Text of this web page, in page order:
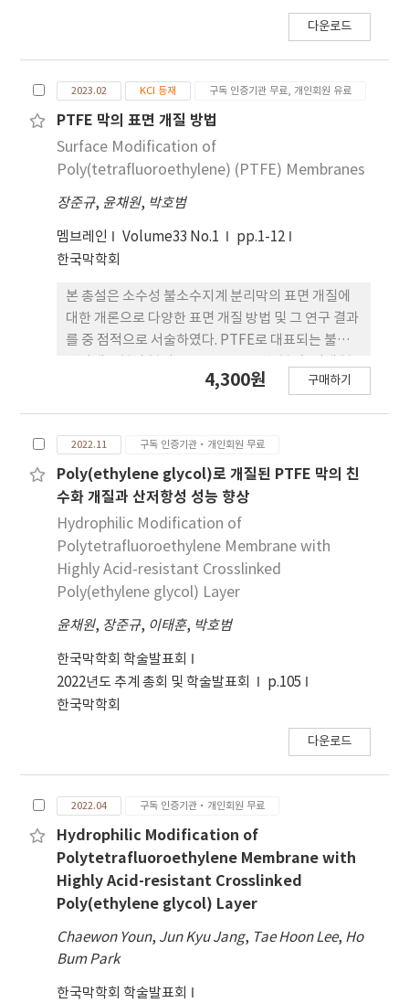
다운로드
2023.02 KCI 등재 구독 인증기관 무료, 개인회원 유료
PTFE 막의 표면 개질 방법
Surface Modification of
Poly(tetrafluoroethylene) (PTFE) Membranes
장준규, 윤채원, 박호범
멤브레인 Volume33 No.1
pp.1-12
한국막학회
본 총설은 소수성 불소수지계 분리막의 표면 개질에
대한 개론으로 다양한 표면 개질 방법 및 그 연구 결과
를 중 점적으로 서술하였다. PTFE로 대표되는 불소
리를 포함한 다양한 막 분 리 공정에서 사용되어왔다.
인해 기술 적용의 확장에 제한적이다. 친수성 향상을
위해 습식 화학법, 친수성 고분자 코팅, 플라즈마 처
리, 조사, 원자층 증착과 같은 다양한 PTFE 표면 개
질 방법을 이용하며 이를 통해 불소수지계 분리막의
응용분야가 확장될 수 있다.
4,300원 구매하기
2022.11 구독 인증기관·개인회원 무료
Poly(ethylene glycol)로 개질된 PTFE 막의 친
수화 개질과 산저항성 성능 향상
Hydrophilic Modification of
Polytetrafluoroethylene Membrane with
Highly Acid-resistant Crosslinked
Poly(ethylene glycol) Layer
윤채원, 장준규, 이태훈, 박호범
한국막학회 학술발표회
2022년도 추계 총회 및 학술발표회
p.105
한국막학회
다운로드
2022.04 구독 인증기관·개인회원 무료
Hydrophilic Modification of
Polytetrafluoroethylene Membrane with
Highly Acid-resistant Crosslinked
Poly(ethylene glycol) Layer
Chaewon Youn, Jun Kyu Jang, Tae Hoon Lee, Ho
Bum Park
한국막학회 학술발표회